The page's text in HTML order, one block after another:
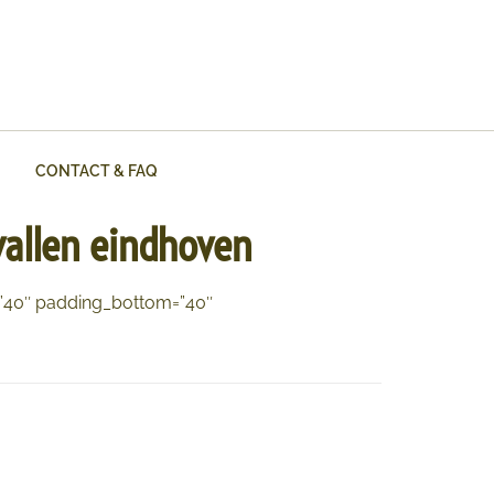
CONTACT & FAQ
eindhoven
padding_bottom=”40″